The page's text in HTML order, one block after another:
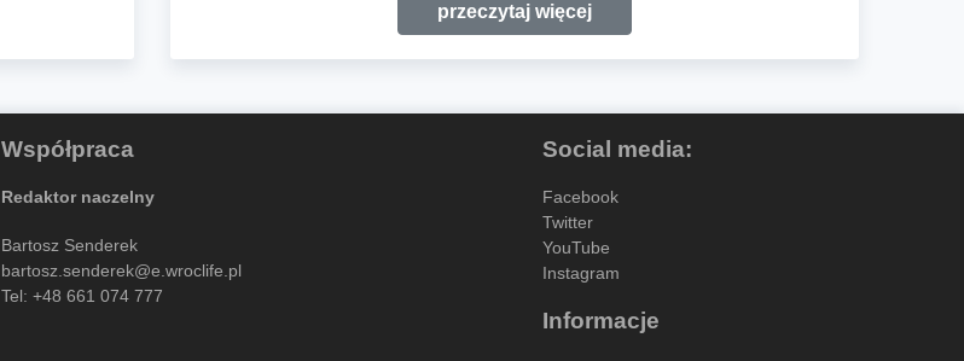
przeczytaj więcej
Współpraca
Redaktor naczelny
Bartosz Senderek
bartosz.senderek@e.wroclife.pl
Tel: +48 661 074 777
Social media:
Facebook
Twitter
YouTube
Instagram
Informacje